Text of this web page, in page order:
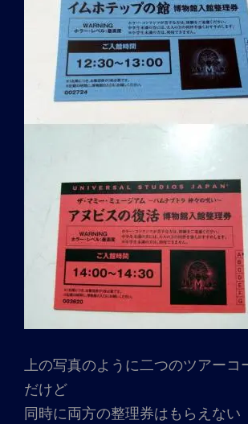
上の写真のように二つのツアーコ
だけど
同時に両方の整理券はもらえない